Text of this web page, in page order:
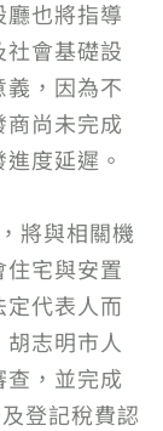
也將指導
會基礎設
，因為不
尚未完成
度延遲。
將與相關機
宅與安置
代表人而
志明市人
，並完成
登記稅費認